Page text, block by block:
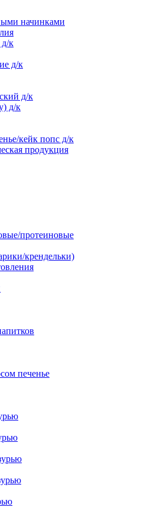
начинками
д/к
д/к
д/к
д/к
кейк попс д/к
продукция
протеиновые
крендельки)
печенье